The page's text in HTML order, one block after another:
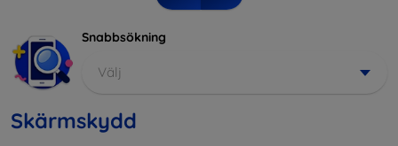
Snabbsökning
Välj
Skärmskydd